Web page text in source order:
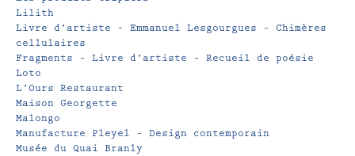
Lilith
Livre d’artiste – Emmanuel Lesgourgues – Chimères
cellulaires
Fragments – Livre d’artiste – Recueil de poésie
Loto
L’Ours Restaurant
Maison Georgette
Malongo
Manufacture Pleyel – Design contemporain
Musée du Quai Branly